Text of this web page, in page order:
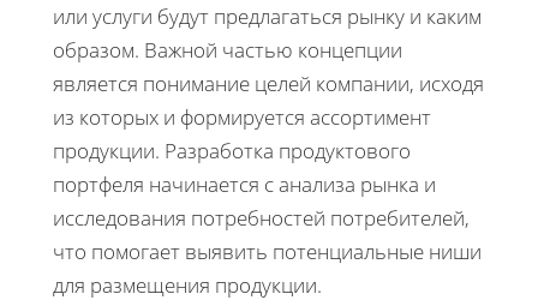
или услуги будут предлагаться рынку и каким
образом. Важной частью концепции
является понимание целей компании, исходя
из которых и формируется ассортимент
продукции. Разработка продуктового
портфеля начинается с анализа рынка и
исследования потребностей потребителей,
что помогает выявить потенциальные ниши
для размещения продукции.